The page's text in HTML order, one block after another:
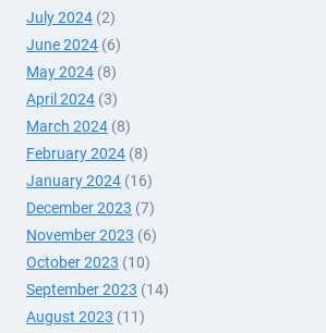
July 2024 (2)
June 2024 (6)
May 2024 (8)
April 2024 (3)
March 2024 (8)
February 2024 (8)
January 2024 (16)
December 2023 (7)
November 2023 (6)
October 2023 (10)
September 2023 (14)
August 2023 (11)